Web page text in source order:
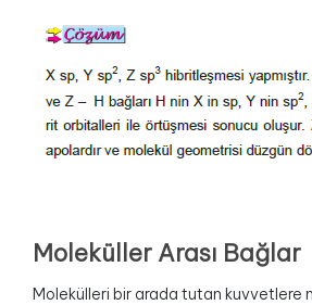
Moleküller Arası Bağlar
Molekülleri bir arada tutan kuvvetlere